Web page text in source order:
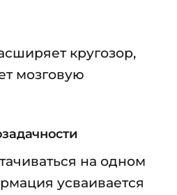
кругозор,
мозговую
на одном
усваивается